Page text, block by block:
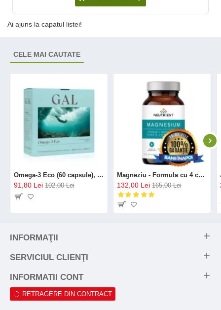
Ai ajuns la capatul listei!
CELE MAI CAUTATE
Omega-3 Eco (60 capsule), GAL
91,80 Lei 102,00 Lei
Magneziu - Formula cu 4 chelați (120 capsule), Neutrient
132,00 Lei 165,00 Lei
INFORMAŢII
SERVICIUL CLIENŢI
INFORMATII CONT
RETRAGERE DIN CONTRACT